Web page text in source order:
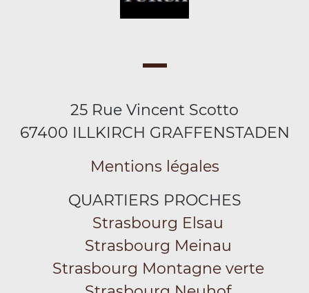
25 Rue Vincent Scotto
67400 ILLKIRCH GRAFFENSTADEN
Mentions légales
QUARTIERS PROCHES
Strasbourg Elsau
Strasbourg Meinau
Strasbourg Montagne verte